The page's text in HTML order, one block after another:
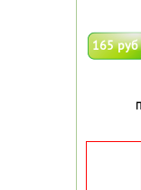
165 руб